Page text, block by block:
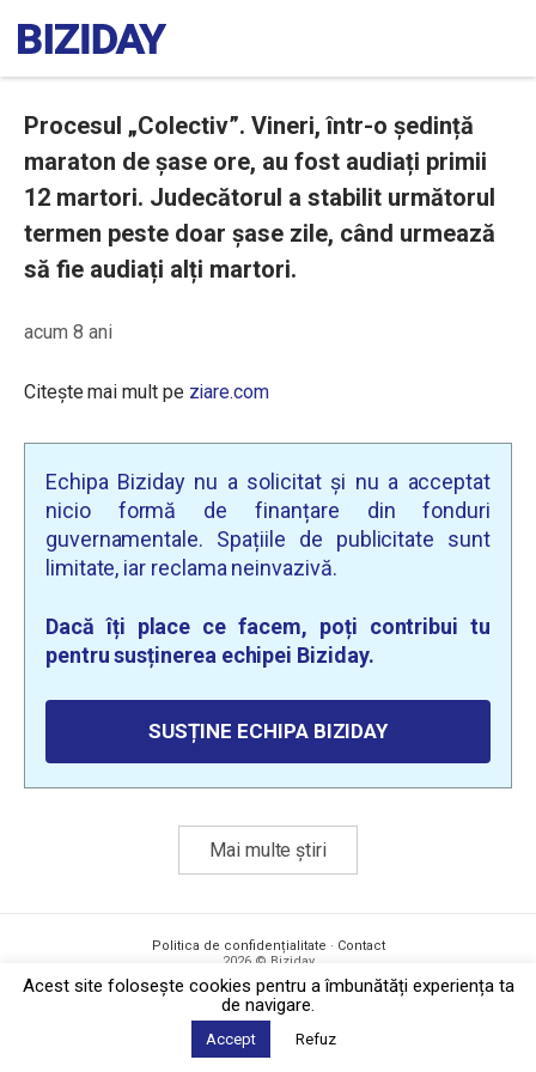
Procesul „Colectiv”. Vineri, într-o ședință
maraton de șase ore, au fost audiați primii
12 martori. Judecătorul a stabilit următorul
termen peste doar șase zile, când urmează
să fie audiați alți martori.
acum 8 ani
Citește mai mult pe ziare.com
Echipa Biziday nu a solicitat și nu a acceptat
nicio formă de finanțare din fonduri
guvernamentale. Spațiile de publicitate sunt
limitate, iar reclama neinvazivă.
Dacă îți place ce facem, poți contribui tu
pentru susținerea echipei Biziday.
SUSȚINE ECHIPA BIZIDAY
Mai multe știri
Politica de confidențialitate · Contact
2026 © Biziday
Acest site foloseşte cookies pentru a îmbunătăți experiența ta
de navigare.
Accept Refuz